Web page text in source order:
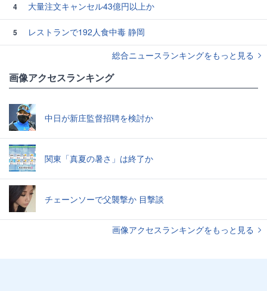
4 大量注文キャンセル43億円以上か
5
レストランで192人食中毒 静岡
総合ニュースランキングをもっと見る
画像アクセスランキング
中日が新庄監督招聘を検討か
関東「真夏の暑さ」は終了か
チェーンソーで父襲撃か 目撃談
画像アクセスランキングをもっと見る